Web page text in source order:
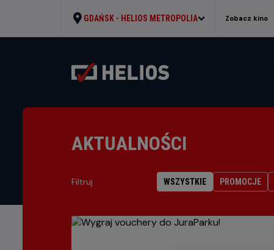
GDAŃSK - HELIOS METROPOLIA Zobacz kino
AKTUALNOŚCI
Filtruj WSZYSTKIE PROMOCJE